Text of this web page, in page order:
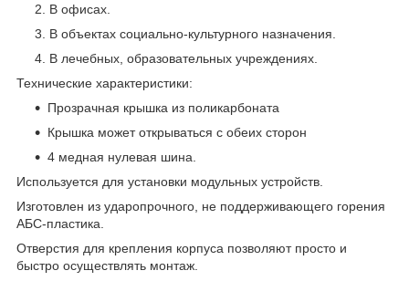
В офисах.
В объектах социально-культурного назначения.
В лечебных, образовательных учреждениях.
Технические характеристики:
Прозрачная крышка из поликарбоната
Крышка может открываться с обеих сторон
4 медная нулевая шина.
Используется для установки модульных устройств.
Изготовлен из ударопрочного, не поддерживающего горения
АБС-пластика.
Отверстия для крепления корпуса позволяют просто и
быстро осуществлять монтаж.